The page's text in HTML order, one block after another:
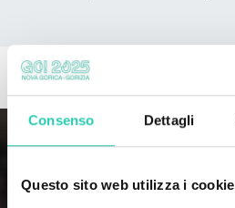
Consenso Dettagli
Questo sito web utilizza i cookie
ALTRE NEWS